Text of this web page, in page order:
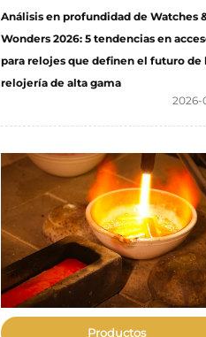
Análisis en profundidad de Watches
Wonders 2026: 5 tendencias en
para relojes que definen el futuro de
relojería de alta gama
2026-
Productos